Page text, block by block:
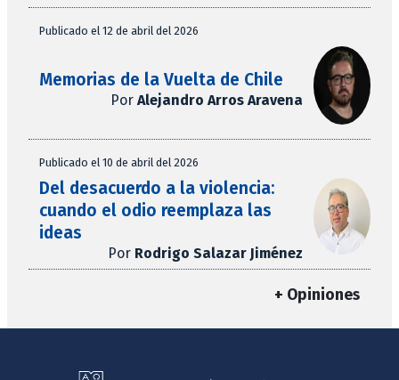
Publicado el 12 de abril del 2026
Memorias de la Vuelta de Chile
Por Alejandro Arros Aravena
Publicado el 10 de abril del 2026
Del desacuerdo a la violencia:
cuando el odio reemplaza las
ideas
Por Rodrigo Salazar Jiménez
+ Opiniones